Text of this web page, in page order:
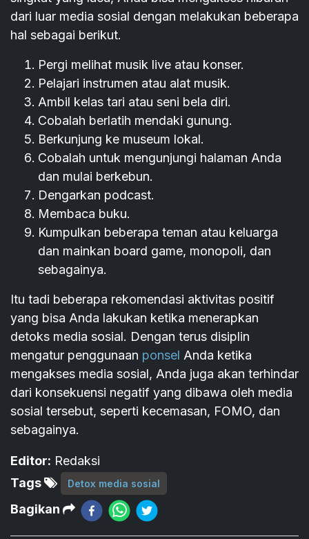
dari luar media sosial dengan melakukan beberapa
hal sebagai berikut.
Pergi melihat musik live atau konser.
Pelajari instrumen atau alat musik.
Ambil kelas tari atau seni bela diri.
Cobalah berlatih mendaki gunung.
Berkunjung ke museum lokal.
Cobalah untuk mengunjungi halaman Anda
dan mulai berkebun.
Dengarkan podcast.
Membaca buku.
Kumpulkan beberapa teman atau keluarga
dan mainkan board game, monopoli, dan
sebagainya.
Itu tadi beberapa rekomendasi aktivitas positif
yang bisa Anda lakukan ketika menerapkan
detoks media sosial. Dengan terus disiplin
mengatur penggunaan ponsel Anda ketika
mengakses media sosial, Anda juga akan terhindar
dari konsekuensi negatif yang dibawa oleh media
sosial tersebut, seperti kecemasan, FOMO, dan
sebagainya.
Editor: Redaksi
Tags
Detox media sosial
Bagikan